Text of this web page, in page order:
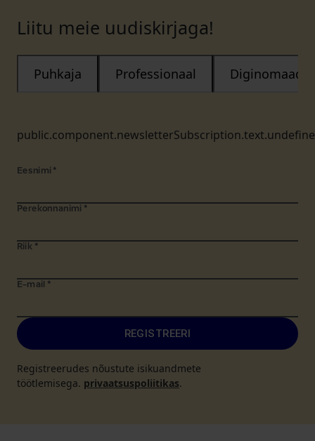
Liitu meie uudiskirjaga!
Puhkaja Professionaal Diginomaad
Eesnimi *
Perekonnanimi *
Riik *
E-mail *
REGISTREERI
Registreerudes nõustute isikuandmete
töötlemisega. privaatsuspoliitikas.